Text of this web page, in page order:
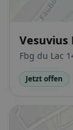
Vesuvius
Fbg du Lac
Jetzt offen